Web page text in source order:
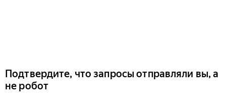
Подтвердите, что запросы отправляли вы, а
не робот